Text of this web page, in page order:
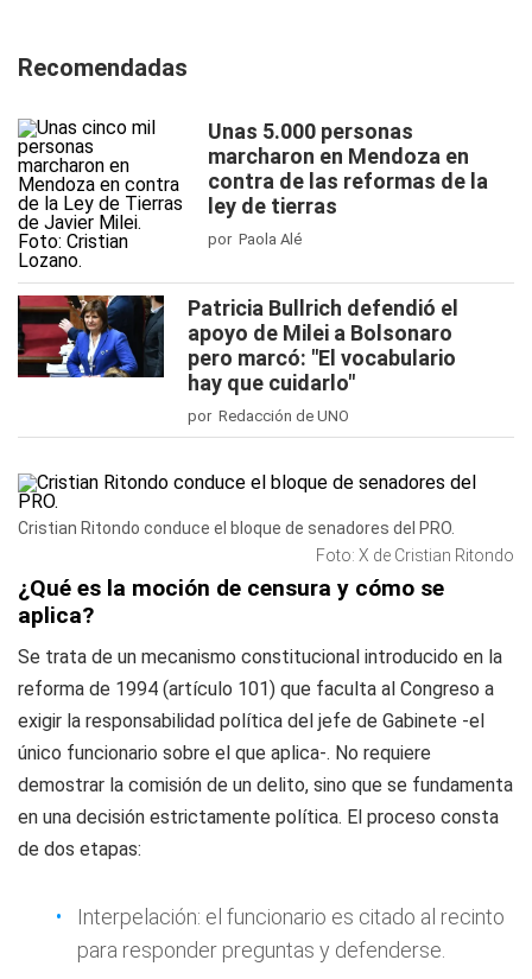
Recomendadas
Unas 5.000 personas
marcharon en Mendoza en
contra de las reformas de la
ley de tierras
por Paola Alé
Patricia Bullrich defendió el
apoyo de Milei a Bolsonaro
pero marcó: "El vocabulario
hay que cuidarlo"
por Redacción de UNO
Cristian Ritondo conduce el bloque de senadores del PRO.
Foto: X de Cristian Ritondo
¿Qué es la moción de censura y cómo se
aplica?
Se trata de un mecanismo constitucional introducido en la
reforma de 1994 (artículo 101) que faculta al Congreso a
exigir la responsabilidad política del jefe de Gabinete -el
único funcionario sobre el que aplica-. No requiere
demostrar la comisión de un delito, sino que se fundamenta
en una decisión estrictamente política. El proceso consta
de dos etapas:
Interpelación: el funcionario es citado al recinto
para responder preguntas y defenderse.